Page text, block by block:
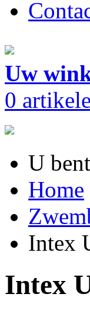
Uw
0
U
Home
Intex
Intex